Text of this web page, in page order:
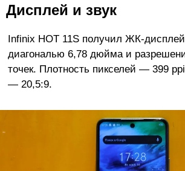
Дисплей и звук
Infinix HOT 11S получил ЖК-
диагональю 6,78 дюйма и
точек. Плотность пикселей — 399
— 20,5:9.